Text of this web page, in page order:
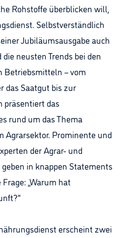
Rohstoffe überblicken will,
Selbstverständlich
Jubiläumsausgabe auch
neusten Trends bei den
Betriebsmitteln – vom
das Saatgut bis zur
präsentiert das
rund um das Thema
Agrarsektor. Prominente und
der Agrar- und
in knappen Statements
„Warum hat
erscheint zwei